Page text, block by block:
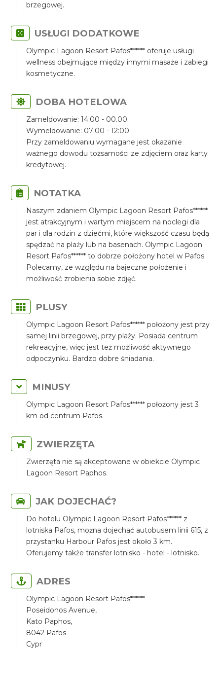
brzegowej.
USŁUGI DODATKOWE
Olympic Lagoon Resort Pafos****** oferuje usługi
wellness obejmujące między innymi masaże i zabiegi
kosmetyczne.
DOBA HOTELOWA
Zameldowanie: 14:00 - 00.00
Wymeldowanie: 07:00 - 12:00
Przy zameldowaniu wymagane jest okazanie
ważnego dowodu tożsamości ze zdjęciem oraz karty
kredytowej.
NOTATKA
Naszym zdaniem Olympic Lagoon Resort Pafos******
jest atrakcyjnym i wartym miejscem na noclegi dla
par i dla rodzin z dziećmi, które większość czasu będą
spędzać na plaży lub na basenach. Olympic Lagoon
Resort Pafos****** to dobrze położony hotel w Pafos.
Polecamy, ze względu na bajeczne położenie i
możliwość zrobienia sobie zdjęć.
PLUSY
Olympic Lagoon Resort Pafos****** położony jest przy
samej linii brzegowej, przy plaży. Posiada centrum
rekreacyjne, więc jest też możliwość aktywnego
odpoczynku. Bardzo dobre śniadania.
MINUSY
Olympic Lagoon Resort Pafos****** położony jest 3
km od centrum Pafos.
ZWIERZĘTA
Zwierzęta nie są akceptowane w obiekcie Olympic
Lagoon Resort Paphos.
JAK DOJECHAĆ?
Do hotelu Olympic Lagoon Resort Pafos****** z
lotniska Pafos, można dojechać autobusem linii 615, z
przystanku Harbour Pafos jest około 3 km.
Oferujemy także transfer lotnisko - hotel - lotnisko.
ADRES
Olympic Lagoon Resort Pafos******
Poseidonos Avenue,
Kato Paphos,
8042 Pafos
Cypr